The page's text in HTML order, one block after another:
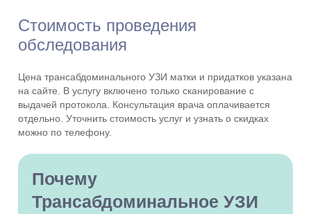
Стоимость проведения
обследования
Цена трансабдоминального УЗИ матки и придатков указана
на сайте. В услугу включено только сканирование с
выдачей протокола. Консультация врача оплачивается
отдельно. Уточнить стоимость услуг и узнать о скидках
можно по телефону.
Почему
Трансабдоминальное УЗИ